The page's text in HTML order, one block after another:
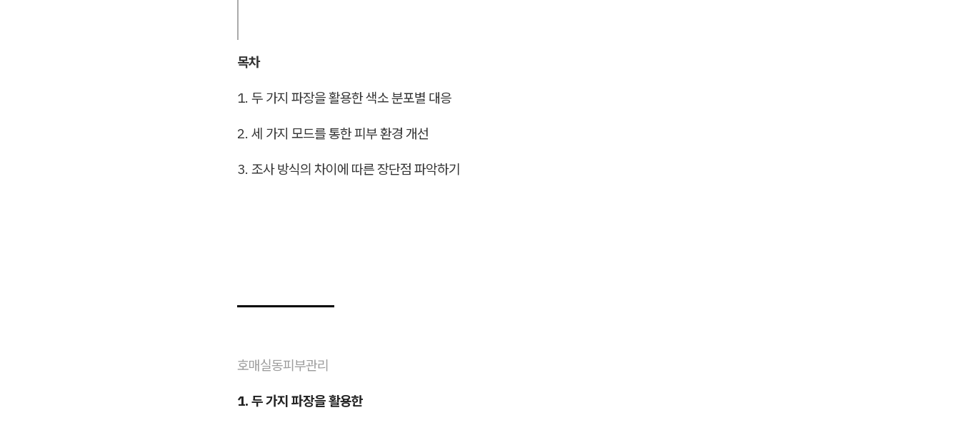
목차
1. 두 가지 파장을 활용한 색소 분포별 대응
2. 세 가지 모드를 통한 피부 환경 개선
3. 조사 방식의 차이에 따른 장단점 파악하기
호매실동피부관리
1. 두 가지 파장을 활용한